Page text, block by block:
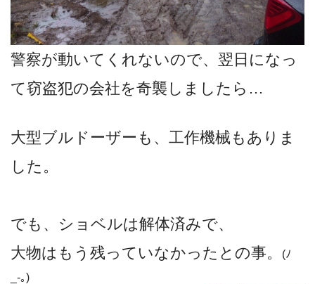
警察が動いてくれないので、翌日になっ
て窃盗犯の会社を奇襲しましたら…
大型ブルドーザーも、工作機械もありま
した。
でも、ショベルは解体済みで、
大物はもう残っていなかったとの事。
(ﾉ
_-｡)